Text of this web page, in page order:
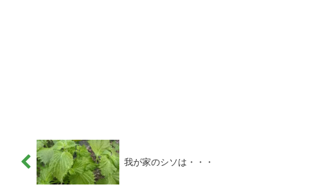
我が家のシソは・・・